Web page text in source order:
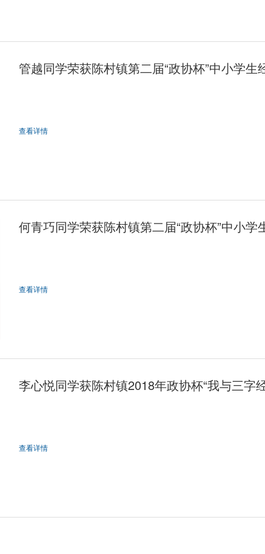
管越同学荣获陈村镇第二届“政协杯”中小学生
查看详情
何青巧同学荣获陈村镇第二届“政协杯”中小学
查看详情
李心悦同学获陈村镇2018年政协杯“我与三字
查看详情